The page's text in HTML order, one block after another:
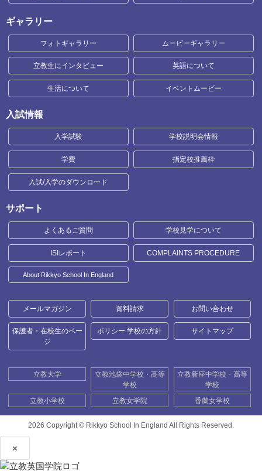
ギャラリー
フォトギャラリー ムービーギャラリー
立教生にインタビュー 英語について
生活について イベントムービー
入試情報
入学試験 学校説明会情報
学費 指定校推薦枠
入試/入学のダウンロード
サポート
よくあるご質問 学校見学について
ISIレポート COMPLAINTS PROCEDURE
About Rikkyo School In England
メールマガジン 資料請求 お問い合わせ
保護者・在校生のペー
ジ
ポリシー 学校の方針 サイトマップ
立教大学
立教池袋中学校・高等
学校
立教新座中学校・高等
学校
立教小学校
立教女学院 香蘭女学校
2026 Copyright © Rikkyo School In England All Rights Reserved.
×